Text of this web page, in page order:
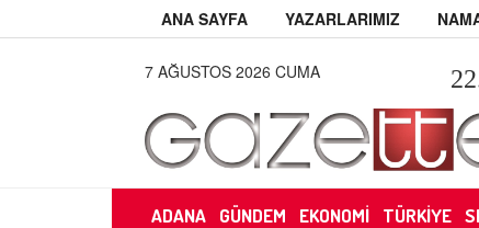
ANA SAYFA YAZARLARIMIZ
7 AĞUSTOS 2026 CUMA 22
ADANA GÜNDEM EKONOMİ TÜRKİYE